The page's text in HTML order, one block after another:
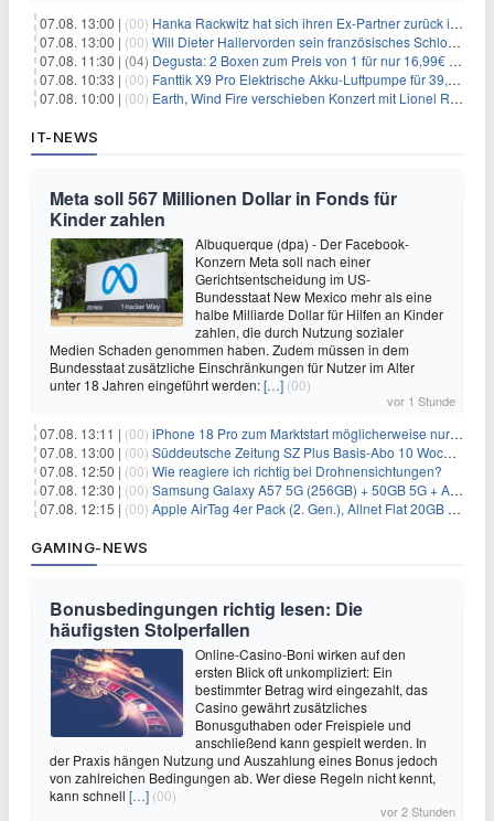
07.08. 13:00 | (00) Hanka Rackwitz hat sich ihren Ex-Partner zurück ins Haus geholt
07.08. 13:00 | (00) Will Dieter Hallervorden sein französisches Schloss verkaufen?
07.08. 11:30 | (04) Degusta: 2 Boxen zum Preis von 1 für nur 16,99€ inkl. Versand
07.08. 10:33 | (00) Fanttik X9 Pro Elektrische Akku-Luftpumpe für 39,99€
07.08. 10:00 | (00) Earth, Wind Fire verschieben Konzert mit Lionel Richie nach medizinischem Notfall
IT-NEWS
Meta soll 567 Millionen Dollar in Fonds für
Kinder zahlen
Albuquerque (dpa) - Der Facebook-
Konzern Meta soll nach einer
Gerichtsentscheidung im US-
Bundesstaat New Mexico mehr als eine
halbe Milliarde Dollar für Hilfen an Kinder
zahlen, die durch Nutzung sozialer
Medien Schaden genommen haben. Zudem müssen in dem
Bundesstaat zusätzliche Einschränkungen für Nutzer im Alter
unter 18 Jahren eingeführt werden:[…] (00)
vor 1 Stunde
07.08. 13:11 | (00) iPhone 18 Pro zum Marktstart möglicherweise nur begrenzt verfügbar
07.08. 13:00 | (00) Süddeutsche Zeitung SZ Plus Basis-Abo 10 Wochen für 10€
07.08. 12:50 | (00) Wie reagiere ich richtig bei Drohnensichtungen?
07.08. 12:30 | (00) Samsung Galaxy A57 5G (256GB) + 50GB 5G + Alles-Flat im Vodafone-Netz für 19,99€/Monat – eff. 2,36€/Monat
07.08. 12:15 | (00) Apple AirTag 4er Pack (2. Gen.), Allnet Flat 20GB 5G im Telekom-Netz für 14,99€/Monat – eff. 2,07€/Monat
GAMING-NEWS
Bonusbedingungen richtig lesen: Die
häufigsten Stolperfallen
Online-Casino-Boni wirken auf den
ersten Blick oft unkompliziert: Ein
bestimmter Betrag wird eingezahlt, das
Casino gewährt zusätzliches
Bonusguthaben oder Freispiele und
anschließend kann gespielt werden. In
der Praxis hängen Nutzung und Auszahlung eines Bonus jedoch
von zahlreichen Bedingungen ab. Wer diese Regeln nicht kennt,
kann schnell […] (00)
vor 2 Stunden